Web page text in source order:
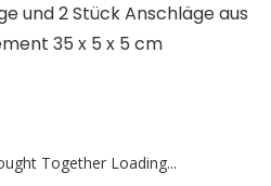
und 2 Stück Anschläge aus
35 x 5 x 5 cm
Together Loading...